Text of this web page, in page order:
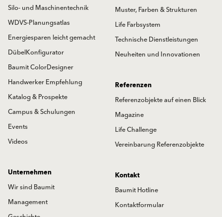
Silo- und Maschinentechnik
WDVS-Planungsatlas
Energiesparen leicht gemacht
DübelKonfigurator
Baumit ColorDesigner
Handwerker Empfehlung
Katalog & Prospekte
Campus & Schulungen
Events
Videos
Muster, Farben & Strukturen
Life Farbsystem
Technische Dienstleistungen
Neuheiten und Innovationen
Referenzen
Referenzobjekte auf einen Blick
Magazine
Life Challenge
Vereinbarung Referenzobjekte
Unternehmen
Wir sind Baumit
Management
Kontakt
Baumit Hotline
Kontaktformular